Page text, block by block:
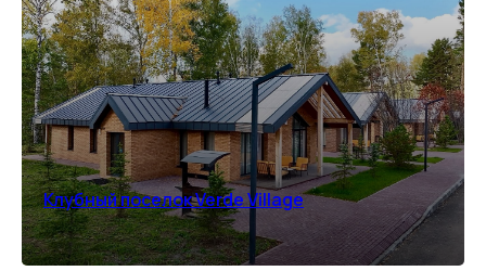
Клубный поселок Verde Village